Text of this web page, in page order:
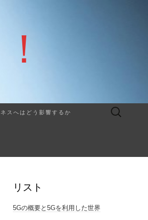
スへはどう影響するか
検
リスト
5Gの概要と5Gを利用した世界